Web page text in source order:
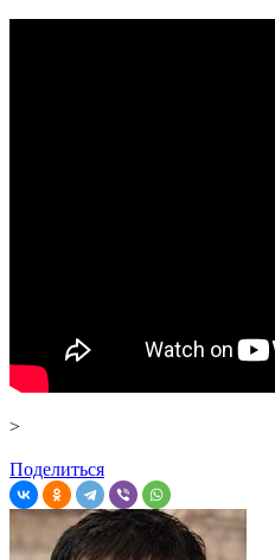
>
Поделиться